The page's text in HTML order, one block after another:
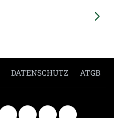
DATENSCHUTZ ATGB